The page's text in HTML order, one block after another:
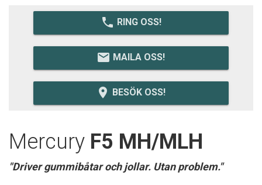
local_phone RING OSS!
email MAILA OSS!
room BESÖK OSS!
Mercury F5 MH/MLH
"Driver gummibåtar och jollar. Utan problem."